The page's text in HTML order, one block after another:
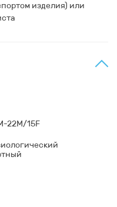
изделия) или
22M/15F